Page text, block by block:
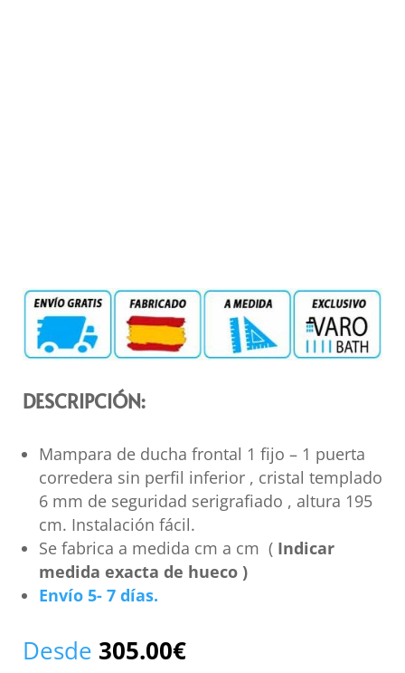
DESCRIPCIÓN:
Mampara de ducha frontal 1 fijo – 1 puerta
corredera sin perfil inferior , cristal templado
6 mm de seguridad serigrafiado , altura 195
cm. Instalación fácil.
Se fabrica a medida cm a cm ( Indicar
medida exacta de hueco )
Envío 5- 7 días.
Desde 305.00€